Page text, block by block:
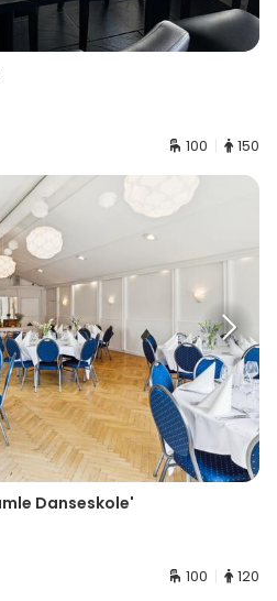
100 150
Danseskole'
100 120